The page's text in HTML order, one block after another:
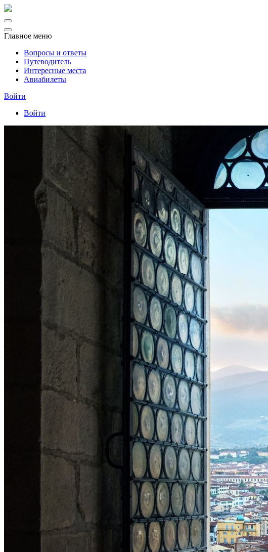
Главное меню
Вопросы и ответы
Путеводитель
Интересные места
Авиабилеты
Войти
Войти